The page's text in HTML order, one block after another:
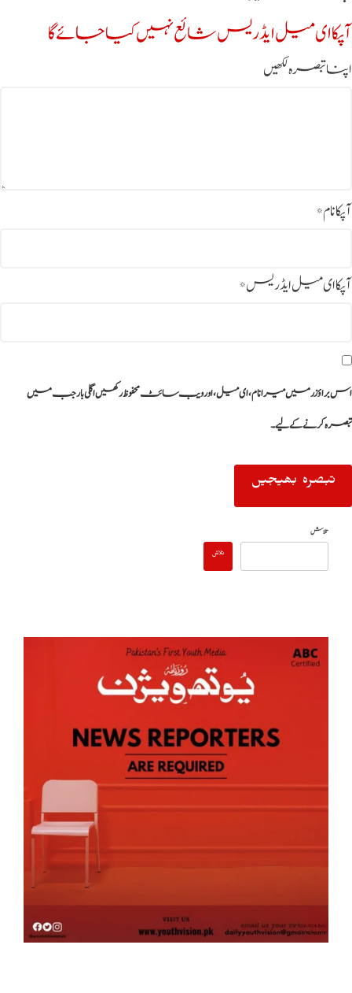
آپکا ای میل ایڈریس شائع نہیں کیا جائے گا
اپنا تبصرہ لکھیں
آپکا نام*
آپکا ای میل ایڈریس*
اس براؤزر میں میرا نام، ای میل، اور ویب سائٹ محفوظ رکھیں اگلی بار جب میں
تبصرہ کرنے کےلیے۔
تلاش
تلاش